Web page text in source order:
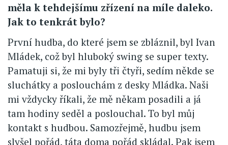
měla k tehdejšímu zřízení na míle daleko.
Jak to tenkrát bylo?
První hudba, do které jsem se zbláznil, byl Ivan
Mládek, což byl hluboký swing se super texty.
Pamatuji si, že mi byly tři čtyři, sedím někde se
sluchátky a poslouchám z desky Mládka. Naši
mi vždycky říkali, že mě někam posadili a já
tam hodiny seděl a poslouchal. To byl můj
kontakt s hudbou. Samozřejmě, hudbu jsem
slyšel pořád, táta doma pořád skládal. Pak jsem